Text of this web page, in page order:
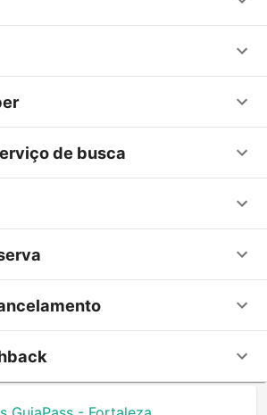
de busca